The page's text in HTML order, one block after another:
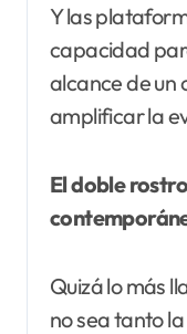
Y las
capacidad
alcance de un
amplificar la
El doble
Quizá lo más
no sea tanto